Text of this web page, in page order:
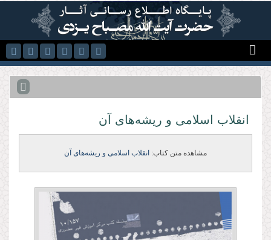
رفتن به محتوای اصلی
انقلاب اسلامی و ریشه‌های آن
مشاهده متن کتاب: انقلاب اسلامی و ریشه‌های آن